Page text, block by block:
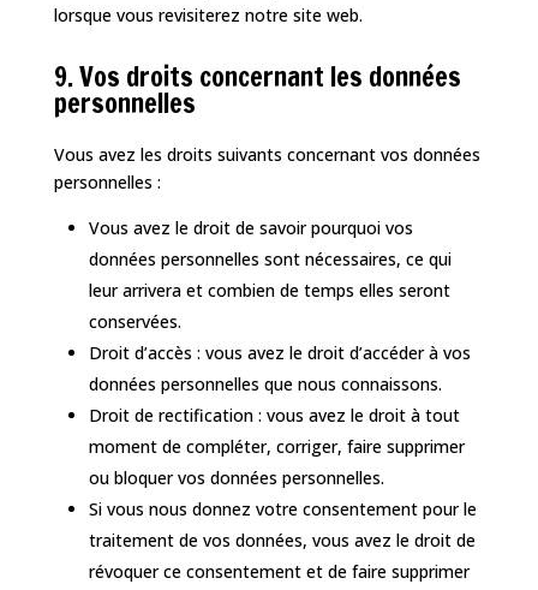
lorsque vous revisiterez notre site web.
9. Vos droits concernant les données
personnelles
Vous avez les droits suivants concernant vos données
personnelles :
Vous avez le droit de savoir pourquoi vos
données personnelles sont nécessaires, ce qui
leur arrivera et combien de temps elles seront
conservées.
Droit d’accès : vous avez le droit d’accéder à vos
données personnelles que nous connaissons.
Droit de rectification : vous avez le droit à tout
moment de compléter, corriger, faire supprimer
ou bloquer vos données personnelles.
Si vous nous donnez votre consentement pour le
traitement de vos données, vous avez le droit de
révoquer ce consentement et de faire supprimer